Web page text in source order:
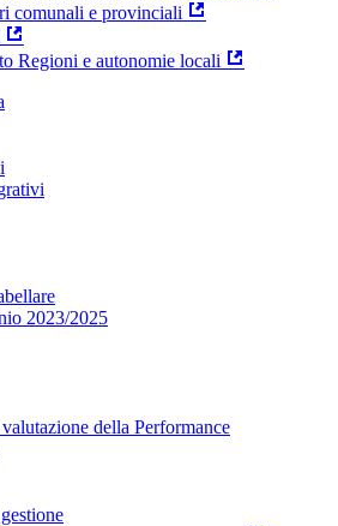
comunali e provinciali
Regioni e autonomie locali
2023/2025
della Performance